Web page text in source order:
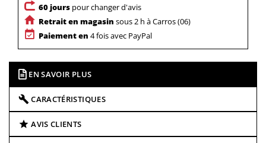
60 jours pour changer d'avis
Retrait en magasin sous 2 h à Carros (06)
Paiement en 4 fois avec PayPal
EN SAVOIR PLUS
CARACTÉRISTIQUES
AVIS CLIENTS